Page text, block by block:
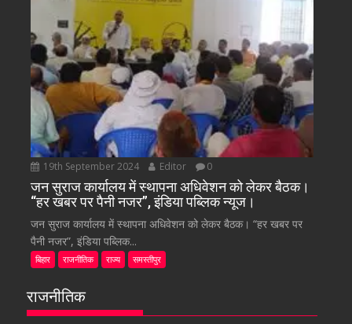
19th September 2024 Editor 0
जन सुराज कार्यालय में स्थापना अधिवेशन को लेकर बैठक।
“हर खबर पर पैनी नजर”, इंडिया पब्लिक न्यूज।
जन सुराज कार्यालय में स्थापना अधिवेशन को लेकर बैठक। “हर खबर पर
पैनी नजर”, इंडिया पब्लिक...
बिहार राजनीतिक राज्य समस्तीपुर
राजनीतिक